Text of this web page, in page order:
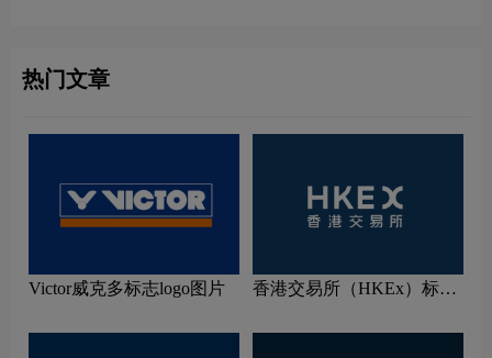
热门文章
Victor威克多标志logo图片
香港交易所（HKEx）标志